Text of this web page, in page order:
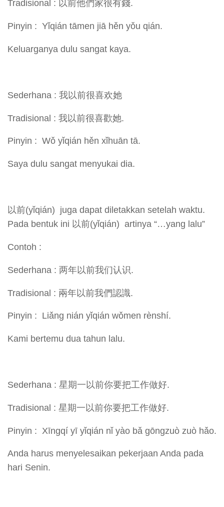
Tradisional : 以前他們家很有錢.
Pinyin : Yǐqián tāmen jiā hěn yǒu qián.
Keluarganya dulu sangat kaya.
Sederhana : 我以前很喜欢她
Tradisional : 我以前很喜歡她.
Pinyin : Wǒ yǐqián hěn xǐhuān tā.
Saya dulu sangat menyukai dia.
以前(yǐqián) juga dapat diletakkan setelah waktu.
Pada bentuk ini 以前(yǐqián) artinya “…yang lalu”
Contoh :
Sederhana : 两年以前我们认识.
Tradisional : 兩年以前我們認識.
Pinyin : Liǎng nián yǐqián wǒmen rènshí.
Kami bertemu dua tahun lalu.
Sederhana : 星期一以前你要把工作做好.
Tradisional : 星期一以前你要把工作做好.
Pinyin : Xīngqí yī yǐqián nǐ yào bǎ gōngzuò zuò hǎo.
Anda harus menyelesaikan pekerjaan Anda pada
hari Senin.